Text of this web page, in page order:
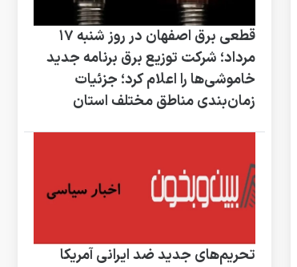
قطعی برق اصفهان در روز شنبه ۱۷
مرداد؛ شرکت توزیع برق برنامه جدید
خاموشی‌ها را اعلام کرد؛ جزئیات
زمان‌بندی مناطق مختلف استان
تحریم‌های جدید ضد ایرانی آمریکا